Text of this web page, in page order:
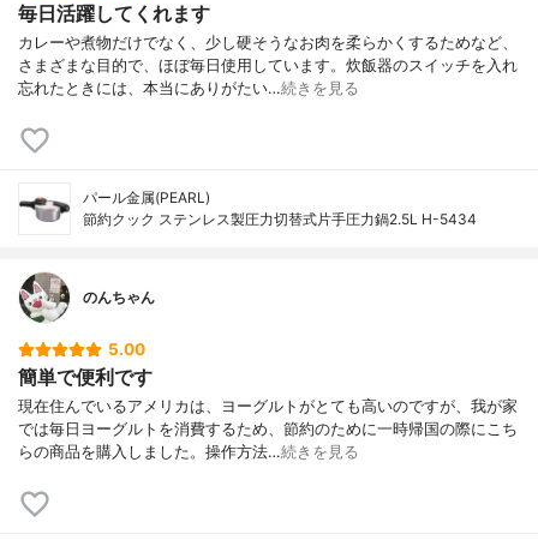
毎日活躍してくれます
カレーや煮物だけでなく、少し硬そうなお肉を柔らかくするためなど、
さまざまな目的で、ほぼ毎日使用しています。炊飯器のスイッチを入れ
忘れたときには、本当にありがたい…続きを見る
パール金属(PEARL)
節約クック ステンレス製圧力切替式片手圧力鍋2.5L H-5434
のんちゃん
5.00
簡単で便利です
現在住んでいるアメリカは、ヨーグルトがとても高いのですが、我が家
では毎日ヨーグルトを消費するため、節約のために一時帰国の際にこち
らの商品を購入しました。操作方法…続きを見る